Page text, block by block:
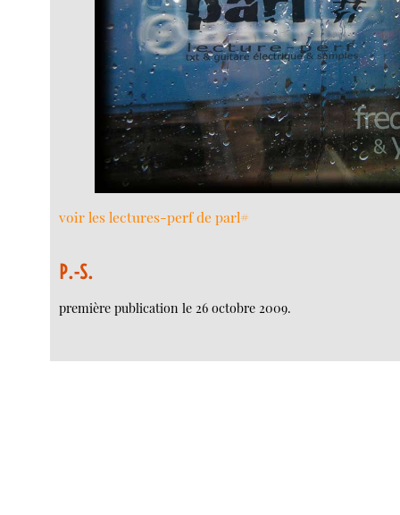
voir les lectures-perf de parl#
P.-S.
première publication le 26 octobre 2009.